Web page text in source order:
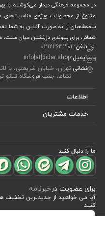
در مجموعه فرهنگی دیدار می‌کوشیم با
متنوع از محصولات ویژه‌ی
نیمه‌شعبان را به صورت آنلاین به شما
شعائر، برای پیوندی دل‌نشین میان سنت،
تلفن:02122631904
ایمیل:info[at]didar.shop
نشانی:تهران، خیابان شریعتی، با
نشاط، جنب فروشگاه نیکو تن پوش،
اطلاعات
خدمات مشتریان
ما را دنبال کنید
برای عضویت درخبرنامه
آیا می خواهید از جدید‌ترین تخفیف‌
کنید